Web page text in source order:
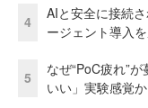
4
AIと安全に接続
ージェント導入
5
なぜ“PoC疲れ”
いい」実験感覚